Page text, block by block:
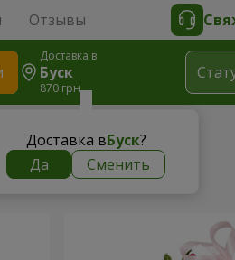
Отзывы
Доставка в
Буск
870 грн
Доставка вБуск?
Да
Сменить